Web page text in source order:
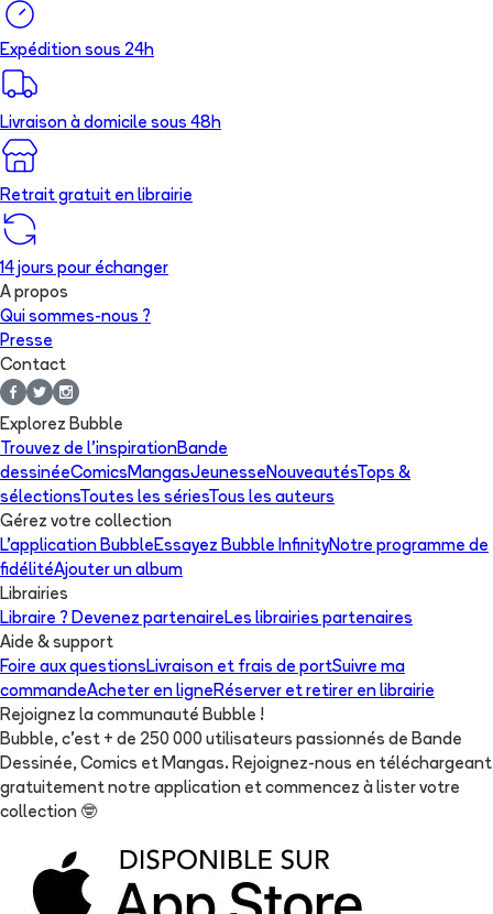
Expédition sous 24h
Livraison à domicile sous 48h
Retrait gratuit en librairie
14 jours pour échanger
A propos
Qui sommes-nous ?
Presse
Contact
Explorez Bubble
Trouvez de l'inspirationBande
dessinéeComicsMangasJeunesseNouveautésTops &
sélectionsToutes les sériesTous les auteurs
Gérez votre collection
L'application BubbleEssayez Bubble InfinityNotre programme de
fidélitéAjouter un album
Librairies
Libraire ? Devenez partenaireLes librairies partenaires
Aide & support
Foire aux questionsLivraison et frais de portSuivre ma
commandeAcheter en ligneRéserver et retirer en librairie
Rejoignez la communauté Bubble !
Bubble, c'est + de 250 000 utilisateurs passionnés de Bande
Dessinée, Comics et Mangas. Rejoignez-nous en téléchargeant
gratuitement notre application et commencez à lister votre
collection 🤓